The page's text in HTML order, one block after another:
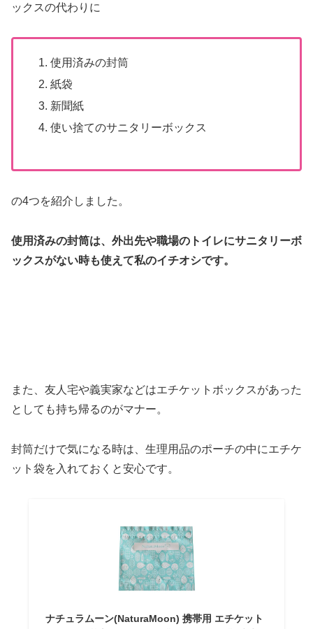
ックスの代わりに
使用済みの封筒
紙袋
新聞紙
使い捨てのサニタリーボックス
の4つを紹介しました。
使用済みの封筒は、外出先や職場のトイレにサニタリーボ
ックスがない時も使えて私のイチオシです。
また、友人宅や義実家などはエチケットボックスがあった
としても持ち帰るのがマナー。
封筒だけで気になる時は、生理用品のポーチの中にエチケ
ット袋を入れておくと安心です。
ナチュラムーン(NaturaMoon) 携帯用 エチケット